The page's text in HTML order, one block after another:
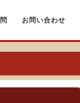
お問い合わせ